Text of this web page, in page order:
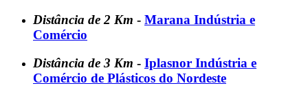
Distância de 2 Km - Marana Indústria e
Comércio
Distância de 3 Km - Iplasnor Indústria e
Comércio de Plásticos do Nordeste